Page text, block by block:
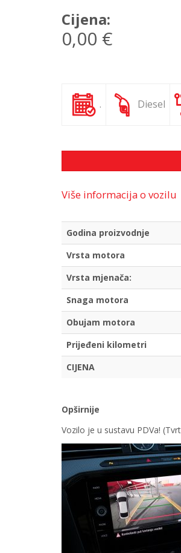
Cijena:
0,00 €
. Diesel
Više informacija o vozilu
Godina proizvodnje
Vrsta motora
Vrsta mjenača:
Snaga motora
Obujam motora
Prijeđeni kilometri
CIJENA
Opširnije
Vozilo je u sustavu PDVa!